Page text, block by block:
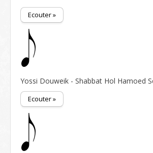
Ecouter »
Yossi Douweik - Shabbat Hol Hamoed
Ecouter »